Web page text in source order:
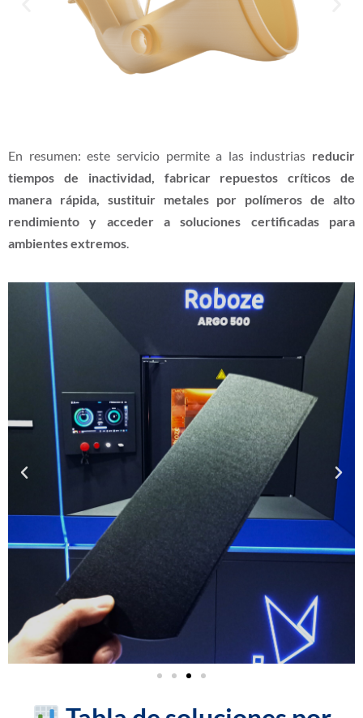
En resumen: este servicio permite a las industrias reducir
tiempos de inactividad, fabricar repuestos críticos de
manera rápida, sustituir metales por polímeros de alto
rendimiento y acceder a soluciones certificadas para
ambientes extremos.